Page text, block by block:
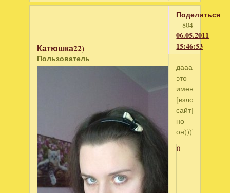
Поделиться
804
06.05.2011
15:46:53
Катюшка22)
Пользователь
дааа))))
это
имен
[взломанный
сайт]
но
он)))))
0